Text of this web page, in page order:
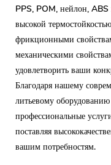
PPS, POM, нейлон,
высокой
фрикционными
механическими
удовлетворить ваши
Благодаря нашему
литьевому
профессиональные
поставляя
вашим потребностям.